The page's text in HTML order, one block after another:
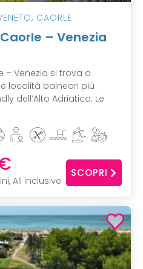
, CAORLE
– Venezia
– Venezia si trova a
località balneari più
dell’Alto Adriatico. Le
All inclusive
SCOPRI